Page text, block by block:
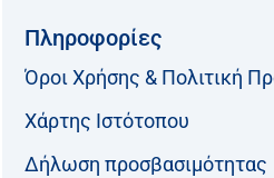
Πληροφορίες
Όροι Χρήσης & Πολιτική
Χάρτης Ιστότοπου
Δήλωση προσβασιμότητας